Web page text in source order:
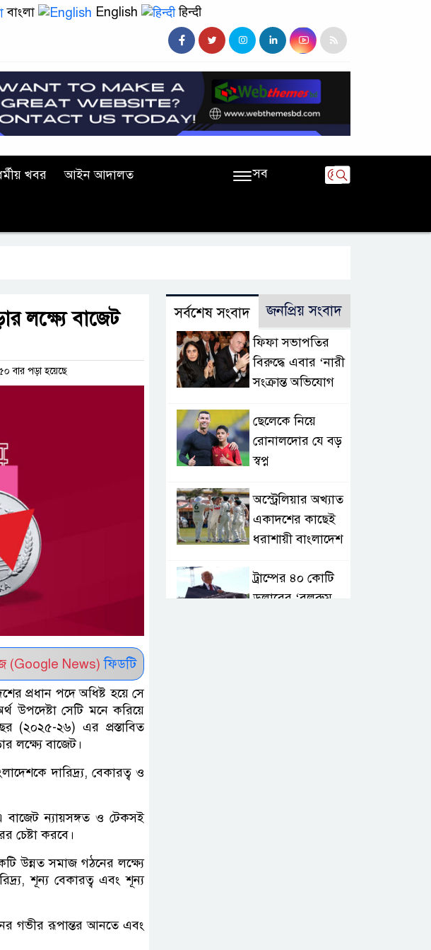
বাংলা English हिन्दी
খবর আইন আদালত সব
লক্ষ্যে বাজেট
বার পড়া হয়েছে
(Google News) ফিডটি
প্রধান পদে অধিষ্ট হয়ে সে
উপদেষ্টা সেটি মনে করিয়ে
(২০২৫-২৬) এর প্রস্তাবিত
লক্ষ্যে বাজেট।
দারিদ্র্য, বেকারত্ব ও
বাজেট ন্যায়সঙ্গত ও টেকসই
চেষ্টা করবে।
উন্নত সমাজ গঠনের লক্ষ্যে
শূন্য বেকারত্ব এবং শূন্য
গভীর রূপান্তর আনতে এবং
সর্বশেষ সংবাদ জনপ্রিয় সংবাদ
ফিফা সভাপতির
বিরুদ্ধে এবার ‘নারী
সংক্রান্ত অভিযোগ
ছেলেকে নিয়ে
রোনালদোর যে বড়
স্বপ্ন
অস্ট্রেলিয়ার অখ্যাত
একাদশের কাছেই
ধরাশায়ী বাংলাদেশ
ট্রাম্পের ৪০ কোটি
ডলারের ‘বলরুম